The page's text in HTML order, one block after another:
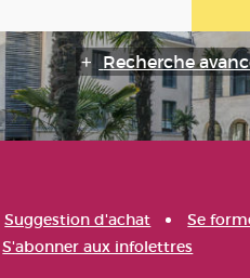
Recherche
Suggestion d'achat
Se
S'abonner aux infolettres